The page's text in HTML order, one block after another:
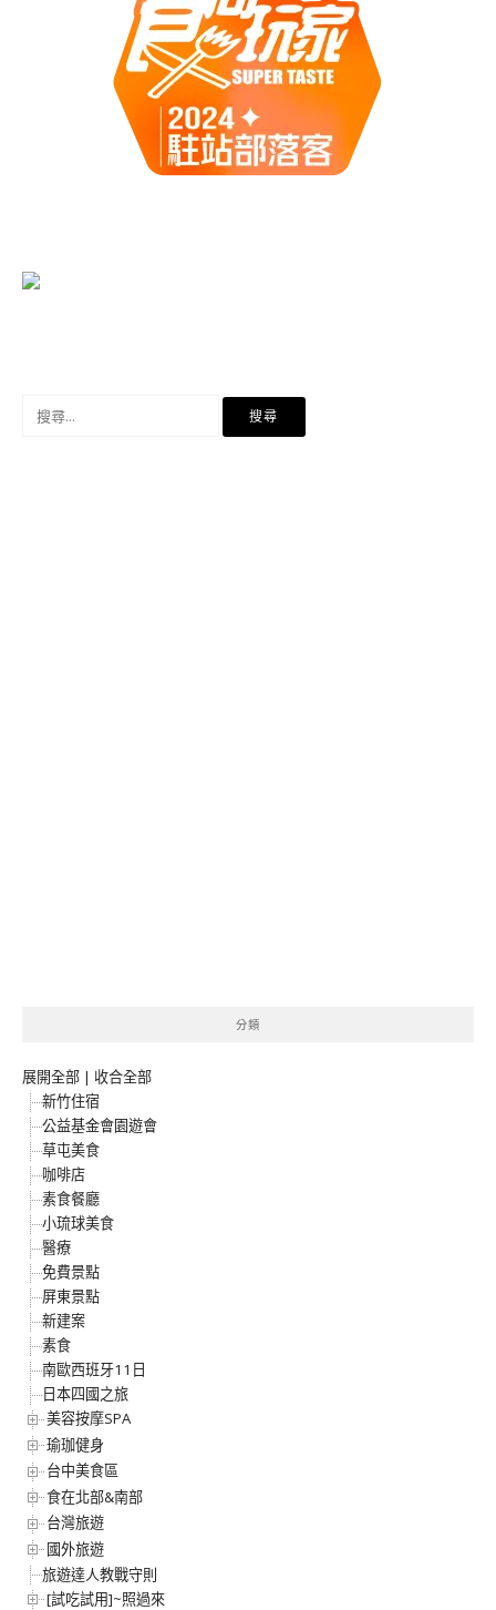
分類
展開全部 | 收合全部
新竹住宿
公益基金會園遊會
草屯美食
咖啡店
素食餐廳
小琉球美食
醫療
免費景點
屏東景點
新建案
素食
南歐西班牙11日
日本四國之旅
美容按摩SPA
瑜珈健身
台中美食區
食在北部&南部
台灣旅遊
國外旅遊
旅遊達人教戰守則
[試吃試用]~照過來